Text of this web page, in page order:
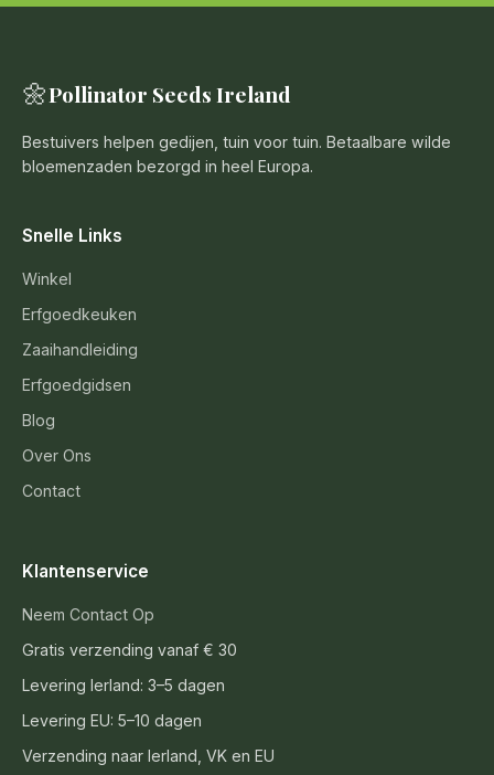
🌼Pollinator Seeds Ireland
Bestuivers helpen gedijen, tuin voor tuin. Betaalbare wilde
bloemenzaden bezorgd in heel Europa.
Snelle Links
Winkel
Erfgoedkeuken
Zaaihandleiding
Erfgoedgidsen
Blog
Over Ons
Contact
Klantenservice
Neem Contact Op
Gratis verzending vanaf € 30
Levering Ierland: 3–5 dagen
Levering EU: 5–10 dagen
Verzending naar Ierland, VK en EU